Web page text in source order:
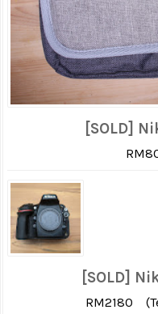
[SOLD]
[SOLD]
RM2180